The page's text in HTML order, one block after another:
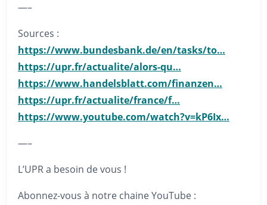
—–
Sources :
https://www.bundesbank.de/en/tasks/to…
https://upr.fr/actualite/alors-qu…
https://www.handelsblatt.com/finanzen…
https://upr.fr/actualite/france/f…
https://www.youtube.com/watch?v=kP6Ix…
—–
L’UPR a besoin de vous !
Abonnez-vous à notre chaine YouTube :